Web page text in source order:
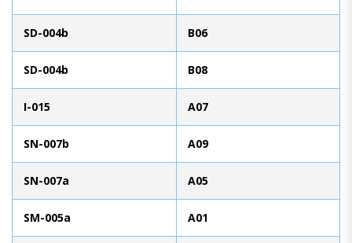
SD-004b B06
SD-004b B08
I-015 A07
SN-007b A09
SN-007a A05
SM-005a A01